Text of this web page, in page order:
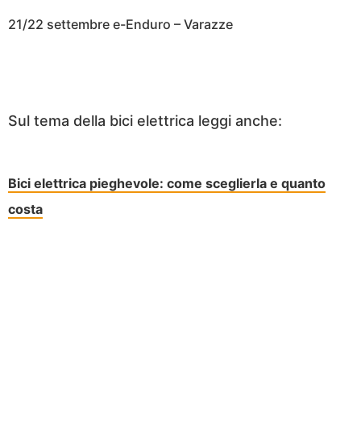
21/22 settembre e-Enduro – Varazze
Sul tema della bici elettrica leggi anche:
Bici elettrica pieghevole: come sceglierla e quanto
costa